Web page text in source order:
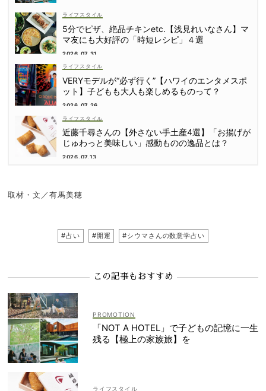
ライフスタイル
5分でピザ、絶品チキンetc.【浅見れいなさん】マ
マ友にも大好評の「時短レシピ」４選
2026.07.31
ライフスタイル
VERYモデルが“必ず行く”【ハワイのエンタメスポ
ット】子どもも大人も楽しめるものって？
2026.07.26
ライフスタイル
近藤千尋さんの【外さない手土産4選】「お揚げが
じゅわっと美味しい」感動ものの逸品とは？
2026.07.13
取材・文／有馬美穂
#占い #開運 #シウマさんの数意学占い
この記事もおすすめ
「NOT A HOTEL」で子どもの記憶に一生
残る【極上の家族旅】を
ライフスタイル